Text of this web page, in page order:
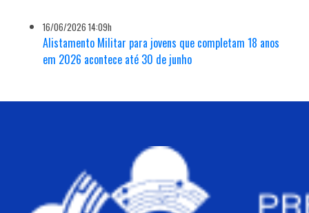
16/06/2026 14:09h
Alistamento Militar para jovens que completam 18 anos
em 2026 acontece até 30 de junho